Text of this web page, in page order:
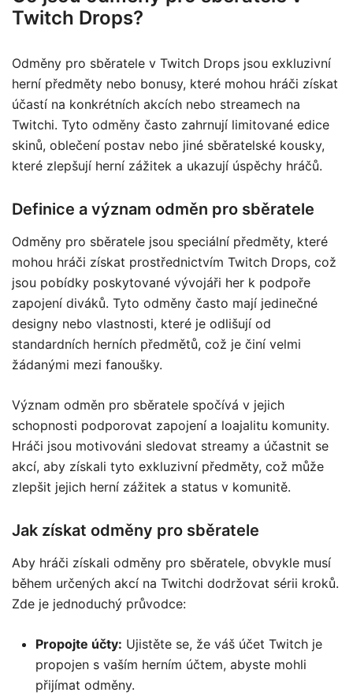
Twitch Drops?
Odměny pro sběratele v Twitch Drops jsou exkluzivní
herní předměty nebo bonusy, které mohou hráči získat
účastí na konkrétních akcích nebo streamech na
Twitchi. Tyto odměny často zahrnují limitované edice
skinů, oblečení postav nebo jiné sběratelské kousky,
které zlepšují herní zážitek a ukazují úspěchy hráčů.
Definice a význam odměn pro sběratele
Odměny pro sběratele jsou speciální předměty, které
mohou hráči získat prostřednictvím Twitch Drops, což
jsou pobídky poskytované vývojáři her k podpoře
zapojení diváků. Tyto odměny často mají jedinečné
designy nebo vlastnosti, které je odlišují od
standardních herních předmětů, což je činí velmi
žádanými mezi fanoušky.
Význam odměn pro sběratele spočívá v jejich
schopnosti podporovat zapojení a loajalitu komunity.
Hráči jsou motivováni sledovat streamy a účastnit se
akcí, aby získali tyto exkluzivní předměty, což může
zlepšit jejich herní zážitek a status v komunitě.
Jak získat odměny pro sběratele
Aby hráči získali odměny pro sběratele, obvykle musí
během určených akcí na Twitchi dodržovat sérii kroků.
Zde je jednoduchý průvodce:
Propojte účty: Ujistěte se, že váš účet Twitch je
propojen s vaším herním účtem, abyste mohli
přijímat odměny.